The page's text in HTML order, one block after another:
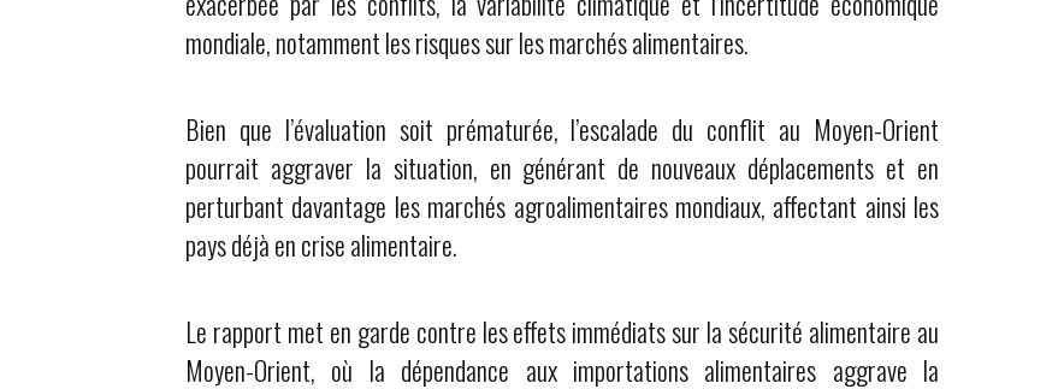
mondiale, notamment les risques sur les marchés alimentaires.
Bien que l’évaluation soit prématurée, l’escalade du conflit au Moyen-Orient
pourrait aggraver la situation, en générant de nouveaux déplacements et en
perturbant davantage les marchés agroalimentaires mondiaux, affectant ainsi les
pays déjà en crise alimentaire.
Le rapport met en garde contre les effets immédiats sur la sécurité alimentaire au
Moyen-Orient, où la dépendance aux importations alimentaires aggrave la